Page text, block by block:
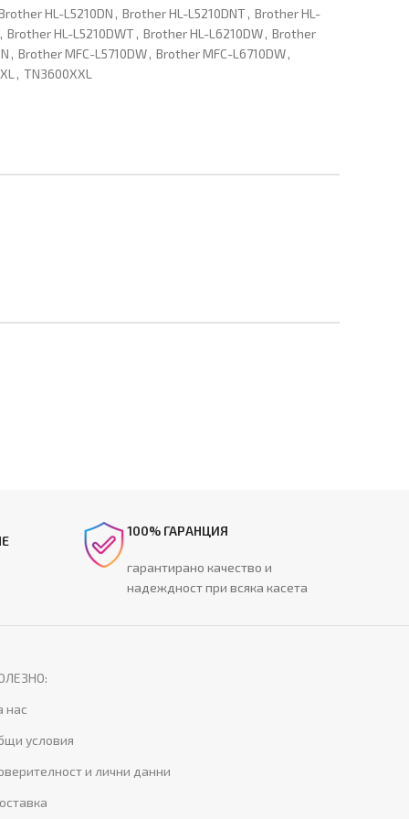
HL-L5210DN , Brother HL-L5210DNT , Brother HL-
, Brother HL-L5210DWT , Brother HL-L6210DW, Brother
, Brother MFC-L5710DW, Brother MFC-L6710DW,
, TN3600XXL
100% ГАРАНЦИЯ
гарантирано качество и
надеждност при всяка касета
нас
условия
и лични данни